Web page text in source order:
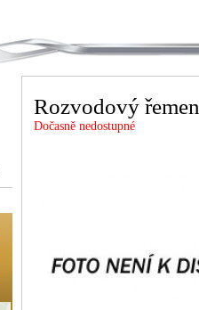
Rozvodový řemen
Dočasně nedostupné